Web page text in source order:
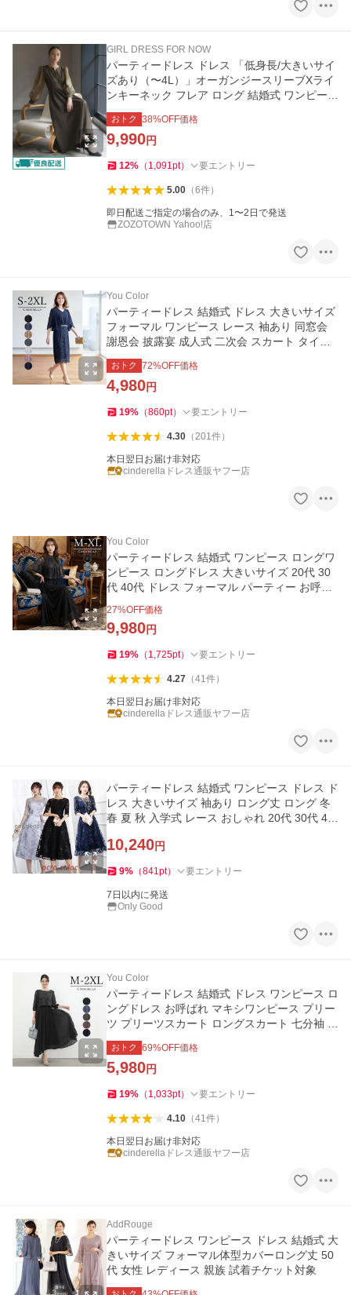
GIRL DRESS FOR NOW
パーティードレス ドレス 「低身長/大きいサイ
ズあり（〜4L）」オーガンジースリーブXライ
ンキーネック フレア ロング 結婚式 ワンピース
パーティードレ…
おトク 38%OFF価格
9,990円
12% （ 1,091pt） 要エントリー
5.00（6件）
即日配送ご指定の場合のみ、1〜2日で発送
ZOZOTOWN Yahoo!店
You Color
パーティードレス 結婚式 ドレス 大きいサイズ
フォーマル ワンピース レース 袖あり 同窓会
謝恩会 披露宴 成人式 二次会 スカート タイト
演奏会 黒 yj188262
おトク 72%OFF価格
4,980円
19% （860pt） 要エントリー
4.30（201件）
本日翌日お届け非対応
cinderellaドレス通販ヤフー店
You Color
パーティードレス 結婚式 ワンピース ロングワ
ンピース ロングドレス 大きいサイズ 20代 30
代 40代 ドレス フォーマル パーティー お呼ば
27%OFF価格
9,980円
19% （ 1,725pt） 要エントリー
4.27（41件）
本日翌日お届け非対応
cinderellaドレス通販ヤフー店
パーティードレス 結婚式 ワンピース ドレス ド
レス 大きいサイズ 袖あり ロング丈 ロング 冬
春 夏 秋 入学式 レース おしゃれ 20代 30代 40
10,240円
9% （841pt） 要エントリー
7日以内に発送
Only Good
You Color
パーティードレス 結婚式 ドレス ワンピース ロ
ングドレス お呼ばれ マキシワンピース プリー
ツ プリーツスカート ロングスカート 七分袖 成
人式 同窓会 ycpt09a
おトク 69%OFF価格
5,980円
19% （ 1,033pt） 要エントリー
4.10（41件）
本日翌日お届け非対応
cinderellaドレス通販ヤフー店
AddRouge
パーティードレス ワンピース ドレス 結婚式 大
きいサイズ フォーマル体型カバーロング丈 50
代 女性 レディース 親族 試着チケット対象